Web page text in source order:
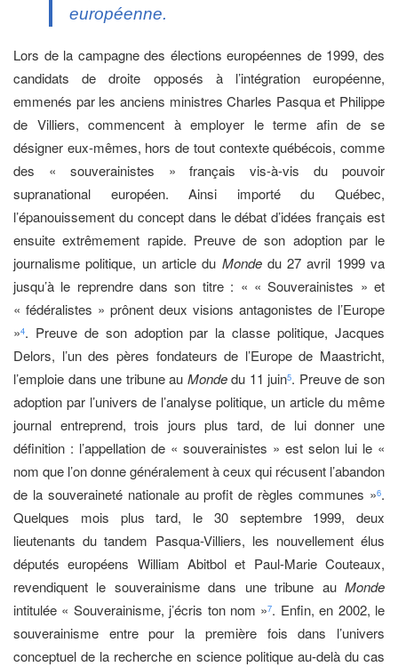
européenne.
Lors de la campagne des élections européennes de 1999, des
candidats de droite opposés à l’intégration européenne,
emmenés par les anciens ministres Charles Pasqua et Philippe
de Villiers, commencent à employer le terme afin de se
désigner eux-mêmes, hors de tout contexte québécois, comme
des « souverainistes » français vis-à-vis du pouvoir
supranational européen. Ainsi importé du Québec,
l’épanouissement du concept dans le débat d’idées français est
ensuite extrêmement rapide. Preuve de son adoption par le
journalisme politique, un article du Mondedu 27 avril 1999 va
jusqu’à le reprendre dans son titre : « « Souverainistes » et
« fédéralistes » prônent deux visions antagonistes de l’Europe
»4. Preuve de son adoption par la classe politique, Jacques
Delors, l’un des pères fondateurs de l’Europe de Maastricht,
l’emploie dans une tribune au Mondedu 11 juin5. Preuve de son
adoption par l’univers de l’analyse politique, un article du même
journal entreprend, trois jours plus tard, de lui donner une
définition : l’appellation de « souverainistes » est selon lui le «
nom que l’on donne généralement à ceux qui récusent l’abandon
de la souveraineté nationale au profit de règles communes »6.
Quelques mois plus tard, le 30 septembre 1999, deux
lieutenants du tandem Pasqua-Villiers, les nouvellement élus
députés européens William Abitbol et Paul-Marie Couteaux,
revendiquent le souverainisme dans une tribune au Monde
intitulée « Souverainisme, j’écris ton nom »7. Enfin, en 2002, le
souverainisme entre pour la première fois dans l’univers
conceptuel de la recherche en science politique au-delà du cas